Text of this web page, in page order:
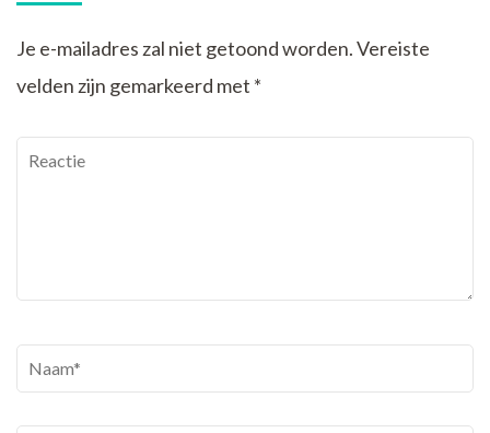
Je e-mailadres zal niet getoond worden.Vereiste
velden zijn gemarkeerd met *
Reactie
Naam*